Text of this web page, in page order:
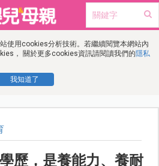
使用cookies分析技術。若繼續閱覽本網站內
， 關於更多cookies資訊請閱讀我們的隱私
我知道了
歷，是養能力、養耐